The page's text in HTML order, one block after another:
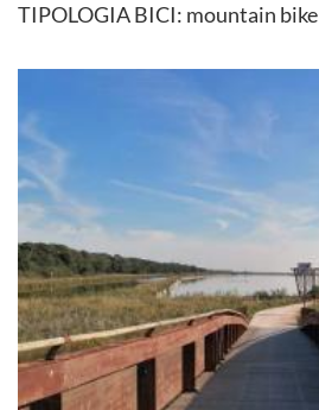
TIPOLOGIA BICI: mountain bike